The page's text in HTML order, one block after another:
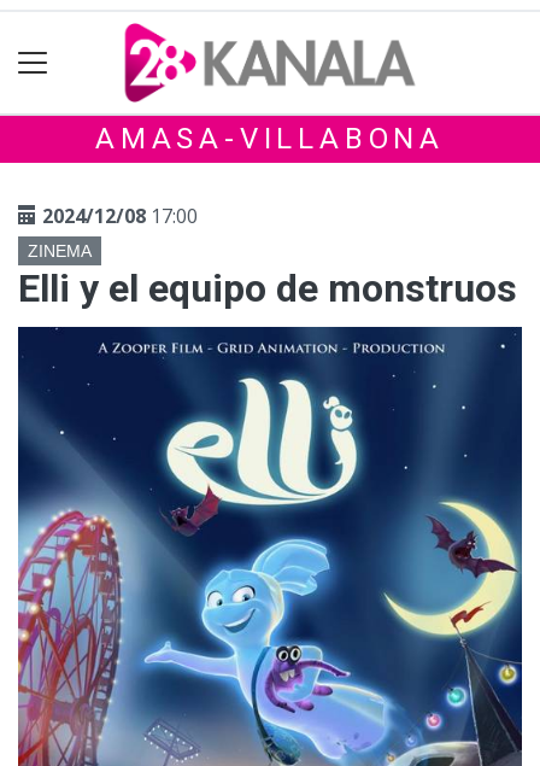
AMASA-VILLABONA
2024/12/08 17:00
ZINEMA
Elli y el equipo de monstruos